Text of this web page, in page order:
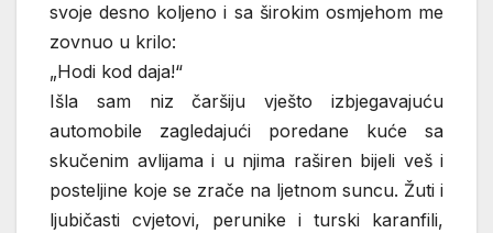
svoje desno koljeno i sa širokim osmjehom me
zovnuo u krilo:
„Hodi kod daja!“
Išla sam niz čaršiju vješto izbjegavajuću
automobile zagledajući poredane kuće sa
skučenim avlijama i u njima raširen bijeli veš i
posteljine koje se zrače na ljetnom suncu. Žuti i
ljubičasti cvjetovi, perunike i turski karanfili,